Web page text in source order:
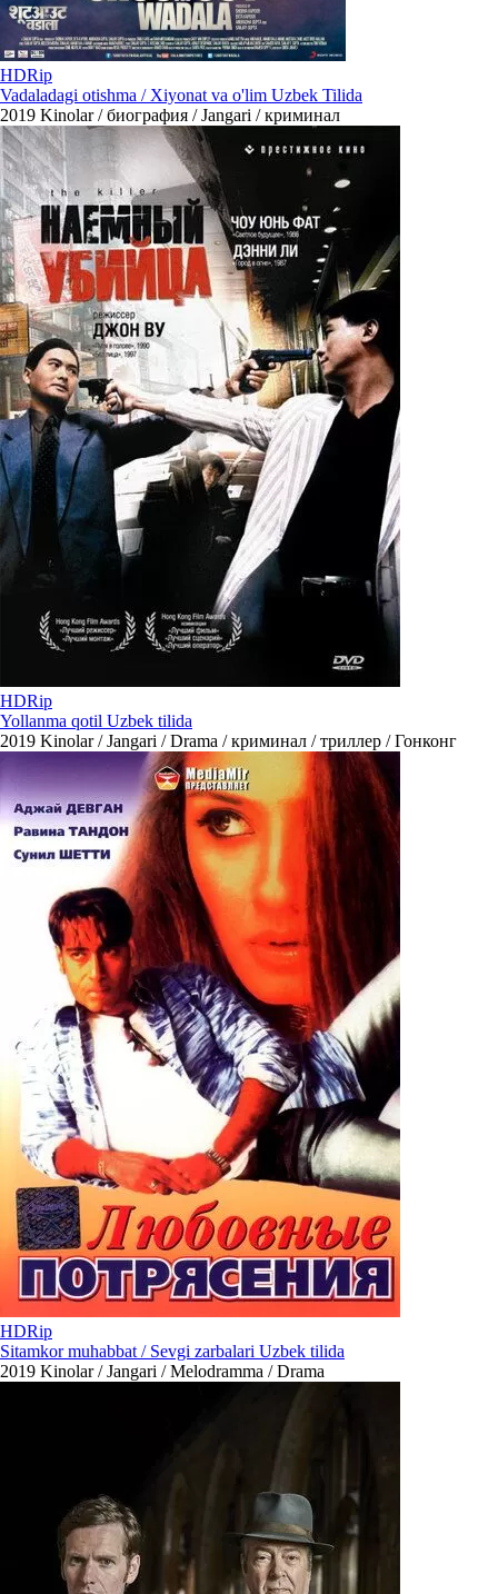
HDRip
Vadaladagi otishma / Xiyonat va o'lim Uzbek Tilida
2019 Kinolar / биография / Jangari / криминал
HDRip
Yollanma qotil Uzbek tilida
2019 Kinolar / Jangari / Drama / криминал / триллер / Гонконг
HDRip
Sitamkor muhabbat / Sevgi zarbalari Uzbek tilida
2019 Kinolar / Jangari / Melodramma / Drama